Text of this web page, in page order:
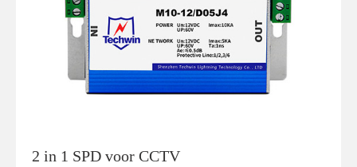
2 in 1 SPD voor CCTV